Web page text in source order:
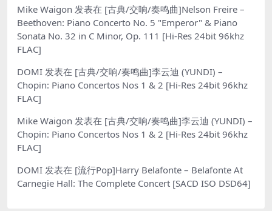
Mike Waigon 发表在 [古典/交响/奏鸣曲]Nelson Freire –
Beethoven: Piano Concerto No. 5 "Emperor" & Piano
Sonata No. 32 in C Minor, Op. 111 [Hi-Res 24bit 96khz
FLAC]
DOMI 发表在 [古典/交响/奏鸣曲]李云迪 (YUNDI) –
Chopin: Piano Concertos Nos 1 & 2 [Hi-Res 24bit 96khz
FLAC]
Mike Waigon 发表在 [古典/交响/奏鸣曲]李云迪 (YUNDI) –
Chopin: Piano Concertos Nos 1 & 2 [Hi-Res 24bit 96khz
FLAC]
DOMI 发表在 [流行Pop]Harry Belafonte – Belafonte At
Carnegie Hall: The Complete Concert [SACD ISO DSD64]